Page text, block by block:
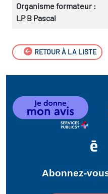
Organisme formateur :
LP B Pascal
RETOUR À LA LISTE
Abonnez-